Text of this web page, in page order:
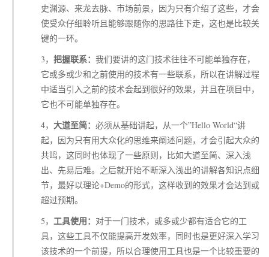
史渊源、来龙去脉、市场前景，因为只有介绍了这些，才会
使受众仔细聆听且能够跟随你的思路往下走，这也是比较关
键的一环。
3， 把握联系： 我们要讲的这门技术往往不可能单独存在，
它或多或少和之前使用的技术有一些联系，所以在讲解过程
中适当引入之前的技术会起到很好的效果，并且在项目中，
它也不可能单独存在。
4， 大道至简： 必须从基础讲起，从一个”Hello World“讲
起，因为只有用大众化的思维来阐述问题，才会引起大众的
共鸣，这同时也体现了一些原则，比如大道至简、深入浅
出、先易后难。之后就开始不断深入浅出的讲解各知识点细
节，最好以理论+Demo的形式，这样收到的效果才会达到或
超过预期。
5， 工具使用： 对于一门技术，或多或少都有适合它的工
具，这些工具不仅能提高开发效率，同时也是更好深入学习
该技术的一个前提，所以合理使用工具也是一个比较重要的